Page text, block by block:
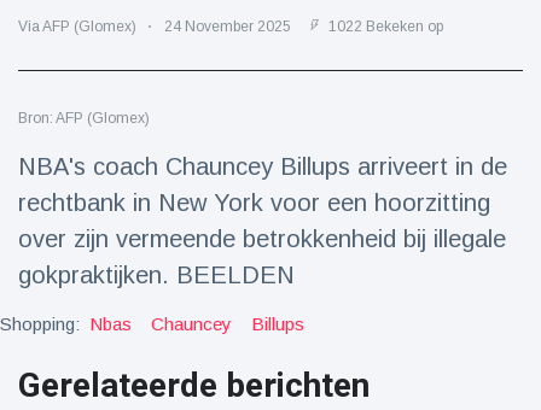
Laatste nieuws
Draakachtig
zeedier
aangespoeld
Adembenemende
beelden:
Via AFP (Glomex) 24 November 2025 1022 Bekeken op
Bron: AFP (Glomex)
NBA's coach Chauncey Billups arriveert in de
rechtbank in New York voor een hoorzitting
over zijn vermeende betrokkenheid bij illegale
gokpraktijken. BEELDEN
Shopping: Nbas Chauncey Billups
Gerelateerde berichten